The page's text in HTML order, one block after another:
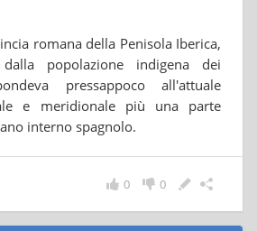
romana della Penisola Iberica,
popolazione indigena dei
pressappoco all'attuale
e meridionale più una parte
interno spagnolo.
0
0